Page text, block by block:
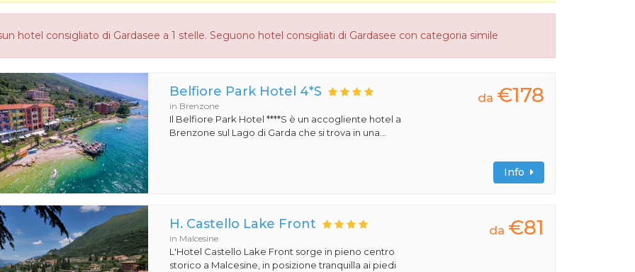
hotel consigliato di Gardasee a 1 stelle. Seguono hotel consigliati di Gardasee con categoria simile
Belfiore Park Hotel 4*S
in Brenzone
Il Belfiore Park Hotel ****S è un accogliente hotel a
Brenzone sul Lago di Garda che si trova in una...
da €178
Info
H. Castello Lake Front
in Malcesine
L'Hotel Castello Lake Front sorge in pieno centro
storico a Malcesine, in posizione tranquilla ai piedi
da €81